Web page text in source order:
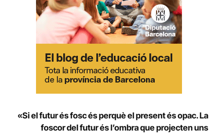
«Si el futur és fosc és perquè el present és opac. La
foscor del futur és l’ombra que projecten uns